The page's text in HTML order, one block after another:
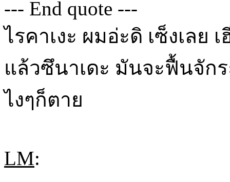
--- End quote ---
ไรคาเงะ ผมอ่ะดิ เซ็งเลย
แล้วซึนาเดะ มันจะฟื้นจัก
ไงๆก็ตาย
LM: